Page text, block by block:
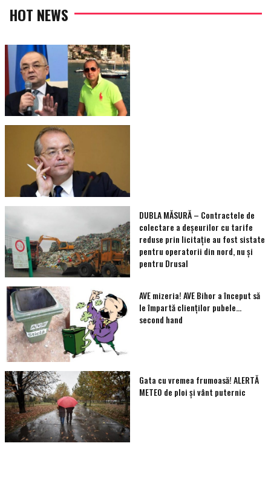
HOT NEWS
DUBLA MĂSURĂ – Contractele de
colectare a deșeurilor cu tarife
reduse prin licitație au fost sistate
pentru operatorii din nord, nu și
pentru Drusal
AVE mizeria! AVE Bihor a început să
le împartă clienţilor pubele…
second hand
Gata cu vremea frumoasă! ALERTĂ
METEO de ploi și vânt puternic